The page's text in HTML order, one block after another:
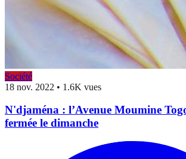
Société
18 nov. 2022 • 1.6K vues
N'djaména : l’Avenue Moumine
fermée le dimanche